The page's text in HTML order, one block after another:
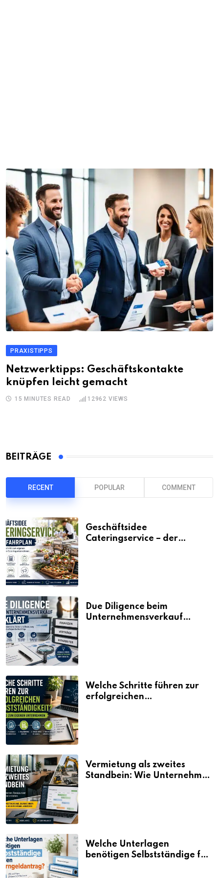
PRAXISTIPPS
Netzwerktipps: Geschäftskontakte
knüpfen leicht gemacht
15 MINUTES READ 12962 VIEWS
BEITRÄGE
RECENT POPULAR COMMENT
Geschäftsidee
Cateringservice – der
Due Diligence beim
Unternehmensverkauf
Welche Schritte führen zur
erfolgreichen
Vermietung als zweites
Standbein: Wie Unternehmen
Welche Unterlagen
benötigen Selbstständige für